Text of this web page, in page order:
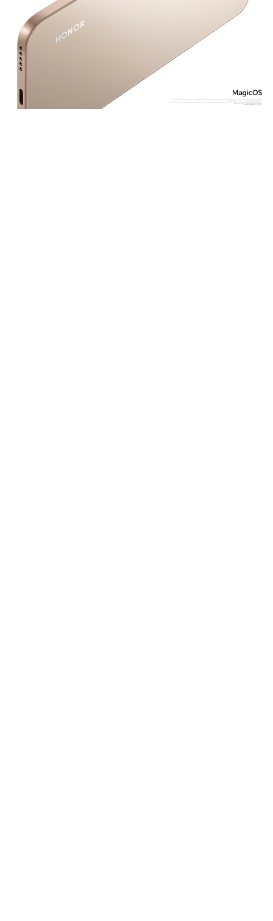
*تشير 200 ميجابكسل إلى مواصفات كاميرا التصوير. قد يختلف عدد البكسلات الفعلية للصور حسب أوضاع التصوير المختلفة. يُرجى الرجوع إلى الحالة الفعلية لتفعيل وضع 200 ميجابكسل، يجب الدخول إلى وضع الدقة العالي .(HIGH-RES)
*شحن HONOR السلكي بقوة 100 واط يشير إلى الحد الأقصى لقدرة خرج الشاحن. يجب استخدامه مع الشاحن الأصلي وكابل الشحن المخصص قد تختلف قدرة الشحن الفعلية بذكاء حسب السيناريوهات المختلفة. يرجى الرجوع إلى الاستخدام الفعلي.
*الصورة المستخدمة مقدمة كمرجع فقط، يُرجى الرجوع إلى المنتج الفعلي.
*منحت من قبل Khaleej Times وMena Tech